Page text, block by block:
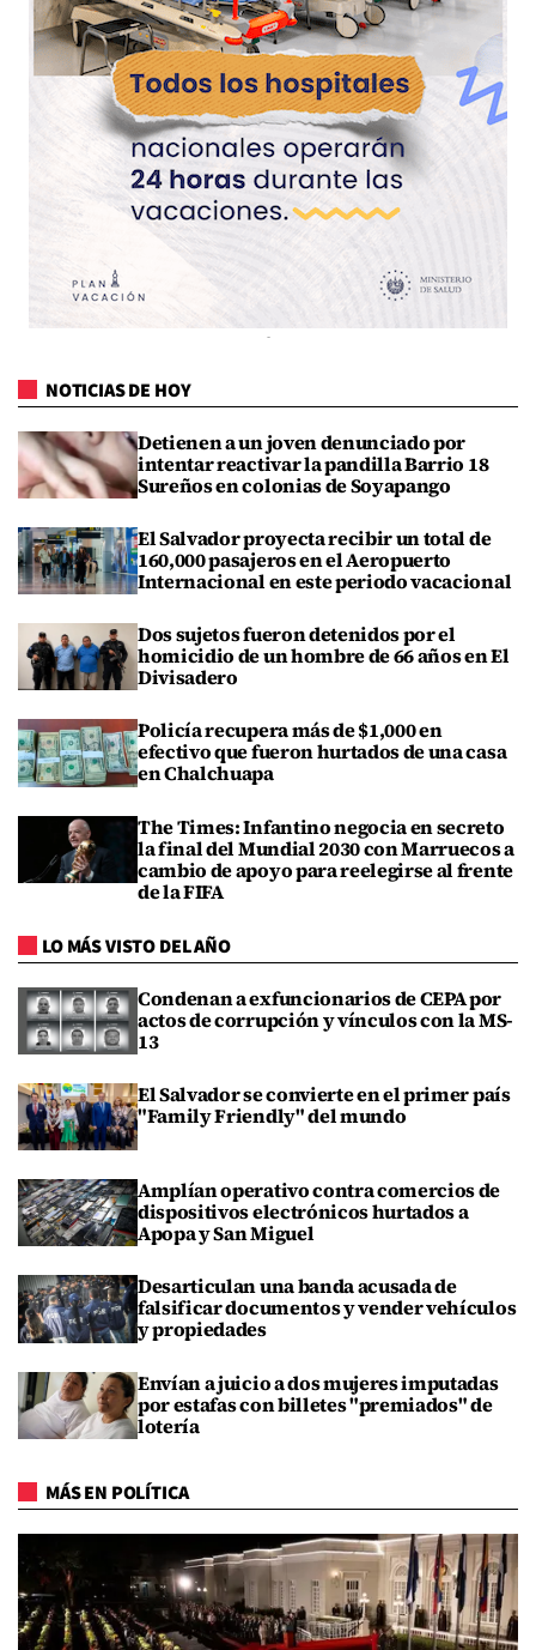
NOTICIAS DE HOY
Detienen a un joven denunciado por
intentar reactivar la pandilla Barrio 18
Sureños en colonias de Soyapango
El Salvador proyecta recibir un total de
160,000 pasajeros en el Aeropuerto
Internacional en este periodo vacacional
Dos sujetos fueron detenidos por el
homicidio de un hombre de 66 años en El
Divisadero
Policía recupera más de $1,000 en
efectivo que fueron hurtados de una casa
en Chalchuapa
The Times: Infantino negocia en secreto
la final del Mundial 2030 con Marruecos a
cambio de apoyo para reelegirse al frente
de la FIFA
LO MÁS VISTO DEL AÑO
Condenan a exfuncionarios de CEPA por
actos de corrupción y vínculos con la MS-
13
El Salvador se convierte en el primer país
"Family Friendly" del mundo
Amplían operativo contra comercios de
dispositivos electrónicos hurtados a
Apopa y San Miguel
Desarticulan una banda acusada de
falsificar documentos y vender vehículos
y propiedades
Envían a juicio a dos mujeres imputadas
por estafas con billetes "premiados" de
lotería
MÁS EN POLÍTICA